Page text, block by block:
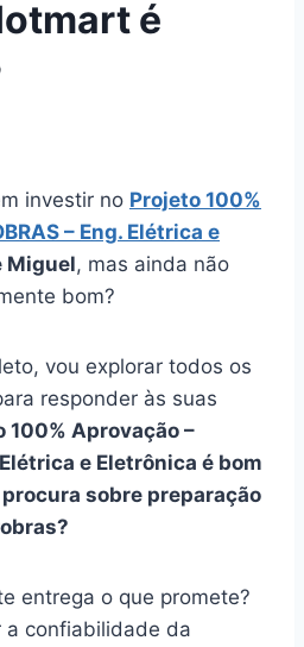
é
investir no Projeto 100%
– Eng. Elétrica e
Miguel, mas ainda não
bom?
vou explorar todos os
responder às suas
100% Aprovação –
Elétrica e Eletrônica é bom
sobre preparação
entrega o que promete?
a confiabilidade da